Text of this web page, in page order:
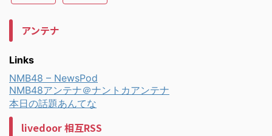
アンテナ
Links
NMB48 – NewsPod
NMB48アンテナ＠ナントカアンテナ
本日の話題あんてな
livedoor 相互RSS